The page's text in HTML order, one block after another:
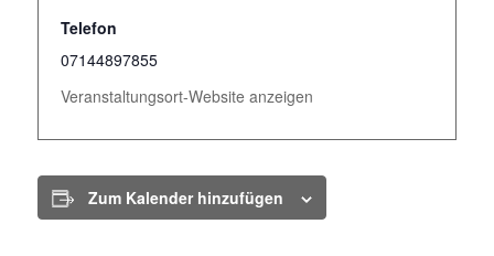
Telefon
07144897855
Veranstaltungsort-Website anzeigen
Zum Kalender hinzufügen